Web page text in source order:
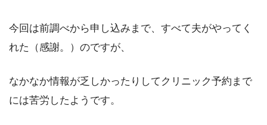
今回は前調べから申し込みまで、すべて夫がやってく
れた（感謝。）のですが、
なかなか情報が乏しかったりしてクリニック予約まで
には苦労したようです。